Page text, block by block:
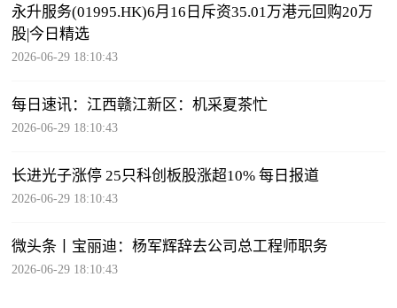
永升服务(01995.HK)6月16日斥资35.01万港元回购20万
股|今日精选
2026-06-29 18:10:43
每日速讯：江西赣江新区：机采夏茶忙
2026-06-29 18:10:43
长进光子涨停 25只科创板股涨超10% 每日报道
2026-06-29 18:10:43
微头条丨宝丽迪：杨军辉辞去公司总工程师职务
2026-06-29 18:10:43